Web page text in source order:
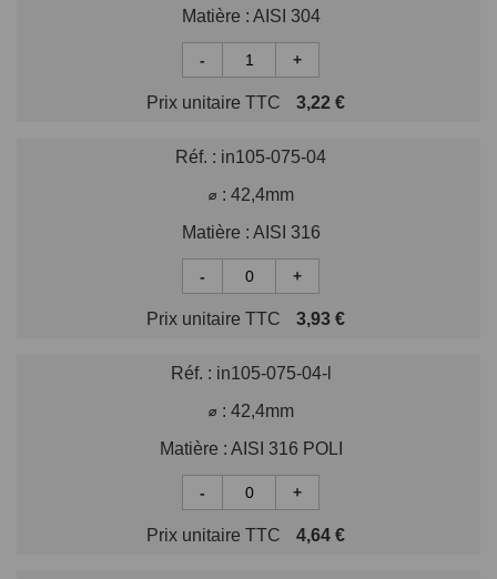
Matière : AISI 304
- +
Prix unitaire TTC 3,22 €
Réf. : in105-075-04
⌀ : 42,4mm
Matière : AISI 316
- +
Prix unitaire TTC 3,93 €
Réf. : in105-075-04-l
⌀ : 42,4mm
Matière : AISI 316 POLI
- +
Prix unitaire TTC 4,64 €